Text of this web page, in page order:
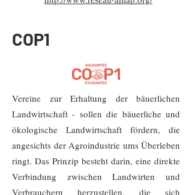
COP1
Vereine zur Erhaltung der bäuerlichen
Landwirtschaft - sollen die bäuerliche und
ökologische Landwirtschaft fördern, die
angesichts der Agroindustrie ums Überleben
ringt. Das Prinzip besteht darin, eine direkte
Verbindung zwischen Landwirten und
Verbrauchern herzustellen, die sich